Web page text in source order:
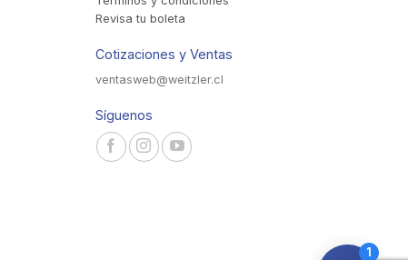
Revisa tu boleta
Cotizaciones y Ventas
ventasweb@weitzler.cl
Síguenos